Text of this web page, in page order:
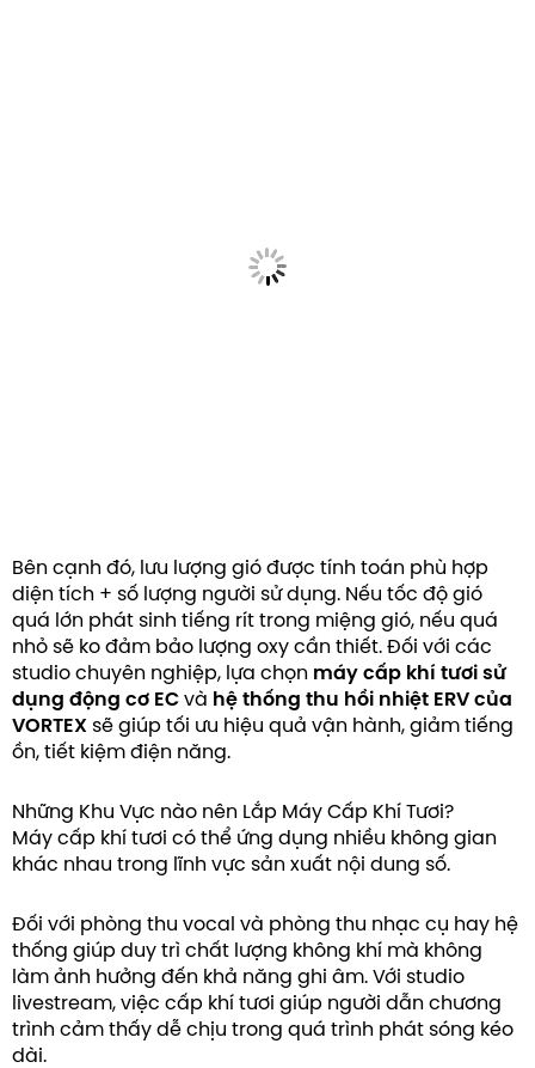
Bên cạnh đó, lưu lượng gió được tính toán phù hợp
diện tích + số lượng người sử dụng. Nếu tốc độ gió
quá lớn phát sinh tiếng rít trong miệng gió, nếu quá
nhỏ sẽ ko đảm bảo lượng oxy cần thiết. Đối với các
studio chuyên nghiệp, lựa chọn máy cấp khí tươi sử
dụng động cơ EC và hệ thống thu hồi nhiệt ERV của
VORTEX sẽ giúp tối ưu hiệu quả vận hành, giảm tiếng
ồn, tiết kiệm điện năng.
Những Khu Vực nào nên Lắp Máy Cấp Khí Tươi?
Máy cấp khí tươi có thể ứng dụng nhiều không gian
khác nhau trong lĩnh vực sản xuất nội dung số.
Đối với phòng thu vocal và phòng thu nhạc cụ hay hệ
thống giúp duy trì chất lượng không khí mà không
làm ảnh hưởng đến khả năng ghi âm. Với studio
livestream, việc cấp khí tươi giúp người dẫn chương
trình cảm thấy dễ chịu trong quá trình phát sóng kéo
dài.